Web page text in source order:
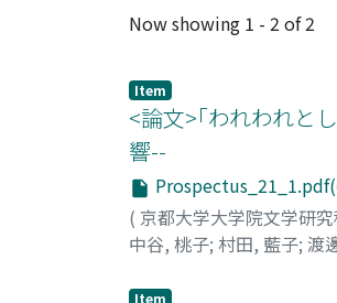
Recent
Now showing 1 - 2 of 2
Item
<論文>｢われわれと
響--
( 京都大学大学院文学研
中谷, 桃子; 村田, 藍子; 渡
Item